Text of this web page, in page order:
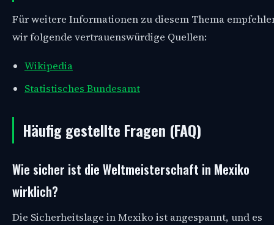
Für weitere Informationen zu diesem Thema
wir folgende vertrauenswürdige Quellen:
Wikipedia
Statistisches Bundesamt
Häufig gestellte Fragen (FAQ)
Wie sicher ist die Weltmeisterschaft in Mexiko
wirklich?
Die Sicherheitslage in Mexiko ist angespannt, und es